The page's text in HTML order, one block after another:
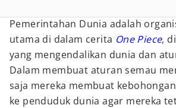
Pemerintahan Dunia adalah
utama di dalam cerita One Piece,
yang mengendalikan dunia dan
Dalam membuat aturan semau
saja mereka membuat
ke penduduk dunia agar mereka